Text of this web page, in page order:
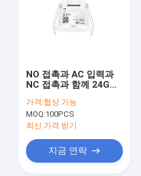
NO 접촉과 AC 입력과
NC 접촉과 함께 24GHz
가격:협상 가능
MOQ:100PCS
최신 가격 받기
지금 연락